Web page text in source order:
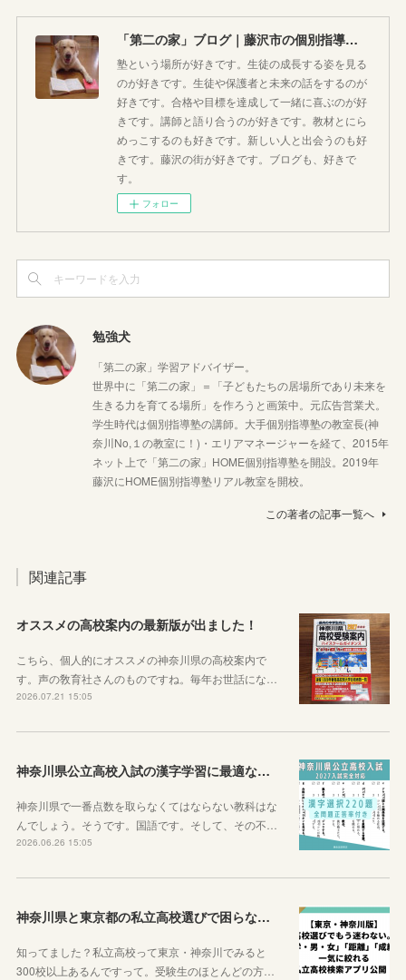
「第二の家」ブログ｜藤沢市の個別指導塾のお話
塾という場所が好きです。生徒の成長する姿を見る
のが好きです。生徒や保護者と未来の話をするのが
好きです。合格や目標を達成して一緒に喜ぶのが好
きです。講師と語り合うのが好きです。教材とにら
めっこするのも好きです。新しい人と出会うのも好
きです。藤沢の街が好きです。ブログも、好きで
す。
フォロー
勉強犬
「第二の家」学習アドバイザー。
世界中に「第二の家」＝「子どもたちの居場所であり未来を
生きる力を育てる場所」を作ろうと画策中。元広告営業犬。
学生時代は個別指導塾の講師。大手個別指導塾の教室長(神
奈川No,１の教室に！)・エリアマネージャーを経て、2015年
ネット上で「第二の家」HOME個別指導塾を開設。2019年
藤沢にHOME個別指導塾リアル教室を開校。
この著者の記事一覧へ
関連記事
オススメの高校案内の最新版が出ました！
こちら、個人的にオススメの神奈川県の高校案内で
す。声の敎育社さんのものですね。毎年お世話にな…
2026.07.21 15:05
神奈川県公立高校入試の漢字学習に最適な教材を紹介します！
神奈川県で一番点数を取らなくてはならない教科はな
んでしょう。そうです。国語です。そして、その不…
2026.06.26 15:05
神奈川県と東京都の私立高校選びで困らなくなるサイトを紹介するよ！
知ってました？私立高校って東京・神奈川でみると
300校以上あるんですって。受験生のほとんどの方…